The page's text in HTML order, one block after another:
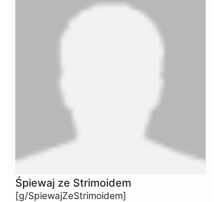
Śpiewaj ze Strimoidem
[g/SpiewajZeStrimoidem]